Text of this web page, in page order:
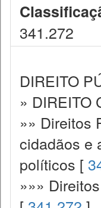
341.272
DIREITO
» DIREITO
»» Direitos
cidadãos e
políticos [
»»»